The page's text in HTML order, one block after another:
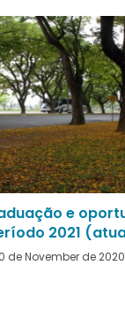
e
2021
de November de 2020